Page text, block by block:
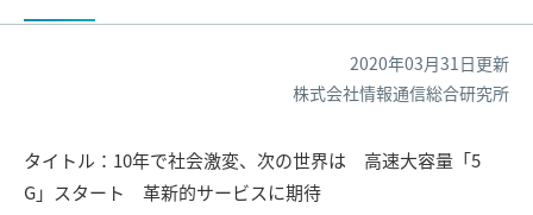
2020年03月31日更新
株式会社情報通信総合研究所
タイトル：10年で社会激変、次の世界は 高速大容量「5
G」スタート 革新的サービスに期待